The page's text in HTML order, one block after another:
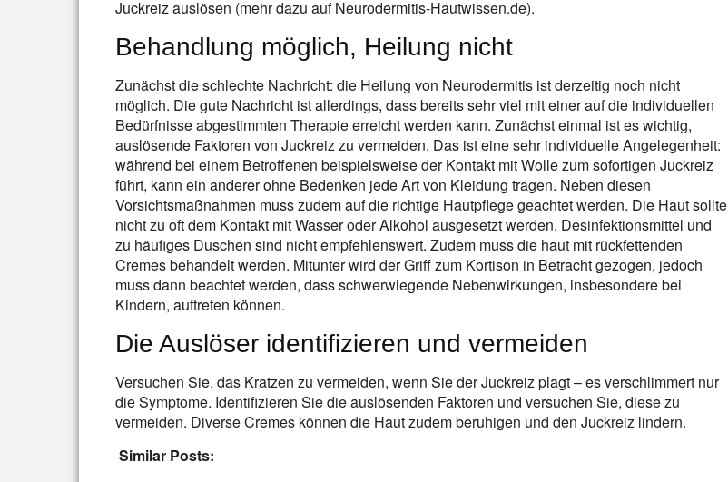
Juckreiz auslösen (mehr dazu auf Neurodermitis-Hautwissen.de).
Behandlung möglich, Heilung nicht
Zunächst die schlechte Nachricht: die Heilung von Neurodermitis ist derzeitig noch nicht
möglich. Die gute Nachricht ist allerdings, dass bereits sehr viel mit einer auf die individuellen
Bedürfnisse abgestimmten Therapie erreicht werden kann. Zunächst einmal ist es wichtig,
auslösende Faktoren von Juckreiz zu vermeiden. Das ist eine sehr individuelle Angelegenheit:
während bei einem Betroffenen beispielsweise der Kontakt mit Wolle zum sofortigen Juckreiz
führt, kann ein anderer ohne Bedenken jede Art von Kleidung tragen. Neben diesen
Vorsichtsmaßnahmen muss zudem auf die richtige Hautpflege geachtet werden. Die Haut sollte
nicht zu oft dem Kontakt mit Wasser oder Alkohol ausgesetzt werden. Desinfektionsmittel und
zu häufiges Duschen sind nicht empfehlenswert. Zudem muss die haut mit rückfettenden
Cremes behandelt werden. Mitunter wird der Griff zum Kortison in Betracht gezogen, jedoch
muss dann beachtet werden, dass schwerwiegende Nebenwirkungen, insbesondere bei
Kindern, auftreten können.
Die Auslöser identifizieren und vermeiden
Versuchen Sie, das Kratzen zu vermeiden, wenn Sie der Juckreiz plagt – es verschlimmert nur
die Symptome. Identifizieren Sie die auslösenden Faktoren und versuchen Sie, diese zu
vermeiden. Diverse Cremes können die Haut zudem beruhigen und den Juckreiz lindern.
Similar Posts: